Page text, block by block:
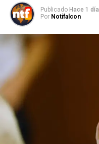
Publicado Hace 1 día
Por Notifalcon